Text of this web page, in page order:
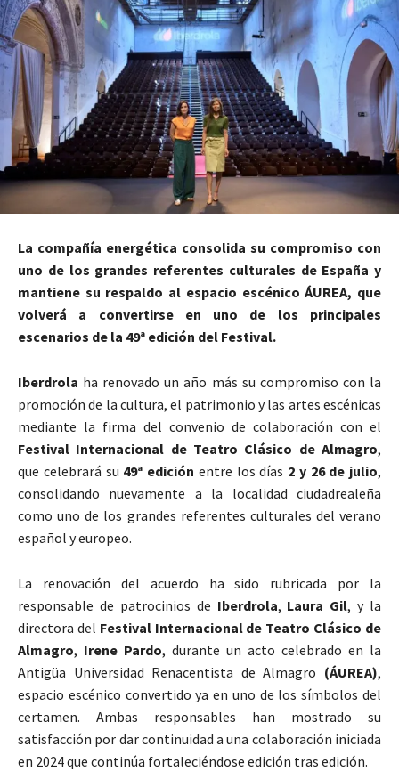
La compañía energética consolida su compromiso con
uno de los grandes referentes culturales de España y
mantiene su respaldo al espacio escénico ÁUREA, que
volverá a convertirse en uno de los principales
escenarios de la 49ª edición del Festival.
Iberdrola ha renovado un año más su compromiso con la
promoción de la cultura, el patrimonio y las artes escénicas
mediante la firma del convenio de colaboración con el
Festival Internacional de Teatro Clásico de Almagro,
que celebrará su 49ª edición entre los días 2 y 26 de julio,
consolidando nuevamente a la localidad ciudadrealeña
como uno de los grandes referentes culturales del verano
español y europeo.
La renovación del acuerdo ha sido rubricada por la
responsable de patrocinios de Iberdrola, Laura Gil, y la
directora del Festival Internacional de Teatro Clásico de
Almagro, Irene Pardo, durante un acto celebrado en la
Antigüa Universidad Renacentista de Almagro (ÁUREA),
espacio escénico convertido ya en uno de los símbolos del
certamen. Ambas responsables han mostrado su
satisfacción por dar continuidad a una colaboración iniciada
en 2024 que continúa fortaleciéndose edición tras edición.